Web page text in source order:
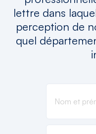
lettre dans
perception de
quel